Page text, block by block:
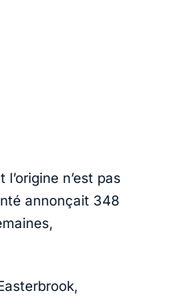
n’est pas
annonçait 348